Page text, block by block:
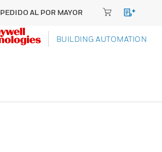
PEDIDO AL POR MAYOR
BUILDING AUTOMATION